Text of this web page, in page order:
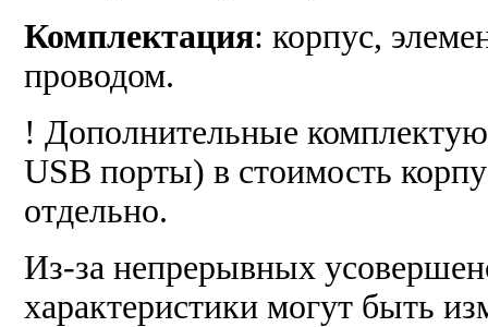
Комплектация: корпус,
проводом.
! Дополнительные
USB порты) в стоимость
отдельно.
Из-за непрерывных
характеристики могут быть